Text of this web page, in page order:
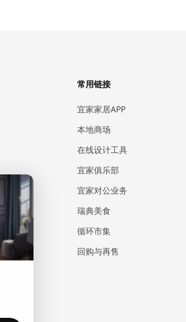
常用链接
宜家家居APP
本地商场
在线设计工具
宜家俱乐部
宜家对公业务
瑞典美食
循环市集
回购与再售